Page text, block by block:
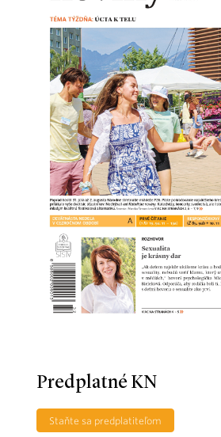
Predplatné KN
Staňte sa predplatiteľom